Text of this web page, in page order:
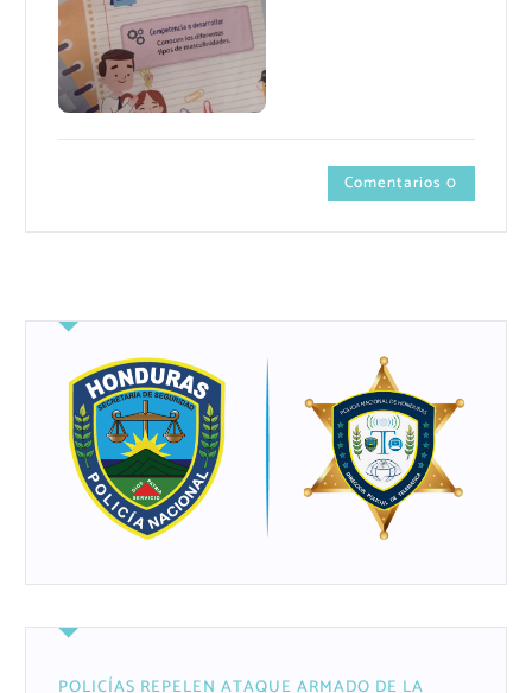
Comentarios 0